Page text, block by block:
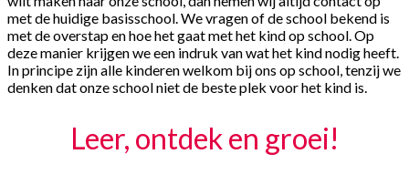
met de huidige basisschool. We vragen of de school bekend is
met de overstap en hoe het gaat met het kind op school. Op
deze manier krijgen we een indruk van wat het kind nodig heeft.
In principe zijn alle kinderen welkom bij ons op school, tenzij we
denken dat onze school niet de beste plek voor het kind is.
Leer, ontdek en groei!